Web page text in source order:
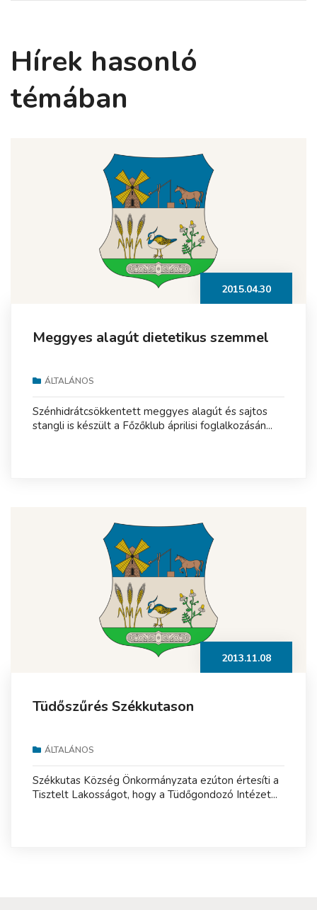
Hírek hasonló
témában
2015.04.30
Meggyes alagút dietetikus szemmel
ÁLTALÁNOS
Szénhidrátcsökkentett meggyes alagút és sajtos
stangli is készült a Főzőklub áprilisi foglalkozásán...
2013.11.08
Tüdőszűrés Székkutason
ÁLTALÁNOS
Székkutas Község Önkormányzata ezúton értesíti a
Tisztelt Lakosságot, hogy a Tüdőgondozó Intézet...